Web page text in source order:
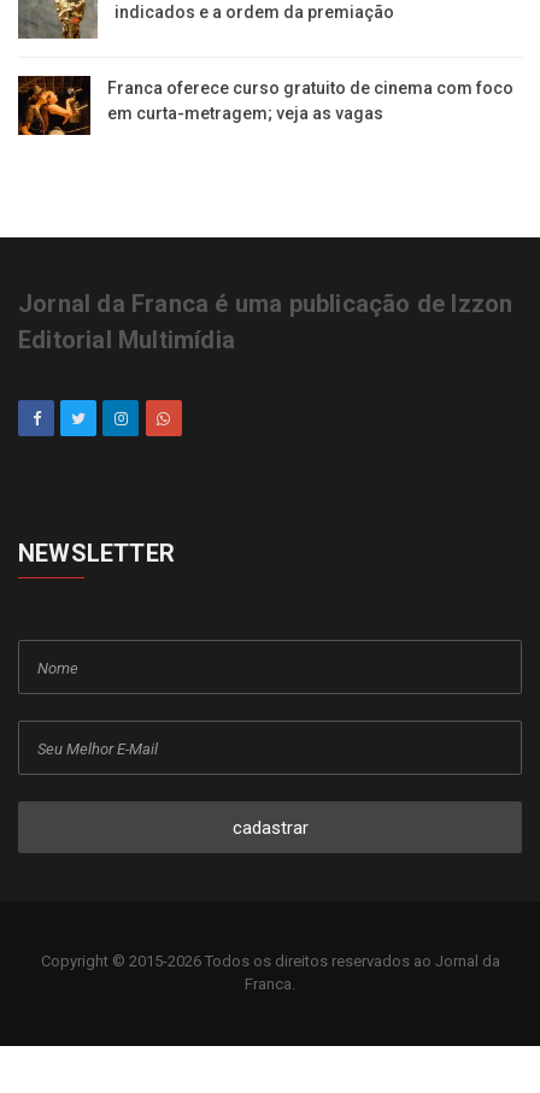
indicados e a ordem da premiação
Franca oferece curso gratuito de cinema com foco
em curta-metragem; veja as vagas
Jornal da Franca é uma publicação de Izzon
Editorial Multimídia
NEWSLETTER
cadastrar
Copyright © 2015-2026 Todos os direitos reservados ao Jornal da
Franca.